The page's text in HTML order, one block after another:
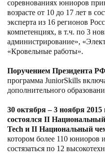
соревнованиях юниоров
возрасте от 10 до 17 лет в
эксперта из 16 регионов
компетенциях, в т.ч. по 3
администрирование»,
«Кровельные работы».
Поручением Президента РФ
программа JuniorSkills
дополнительного
30 октября – 3 ноября 2015
состоялся II
Tech и II Национальный
котором более 110 юниоров
состязаться по 12